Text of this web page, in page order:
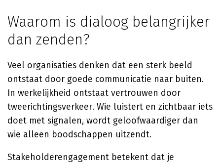
Waarom is dialoog belangrijker
dan zenden?
Veel organisaties denken dat een sterk beeld
ontstaat door goede communicatie naar buiten.
In werkelijkheid ontstaat vertrouwen door
tweerichtingsverkeer. Wie luistert en zichtbaar iets
doet met signalen, wordt geloofwaardiger dan
wie alleen boodschappen uitzendt.
Stakeholderengagement betekent dat je